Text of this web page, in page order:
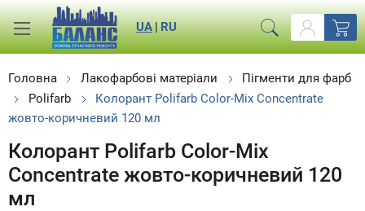
RU
|
UA
Головна Лакофарбові матеріали
Пігменти для фарб
Polifarb
Колорант Polifarb Color-Mix Concentrate
жовто-коричневий 120 мл
Колорант Polifarb Color-Mix
Concentrate жовто-коричневий 120
мл